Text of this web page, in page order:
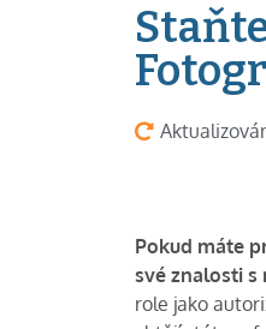
Pokud máte
své znalosti
role jako